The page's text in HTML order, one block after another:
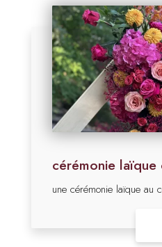
cérémonie
une cérémonie laïque au